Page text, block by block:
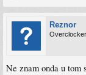
Reznor
Overclocker
Ne znam onda u tom